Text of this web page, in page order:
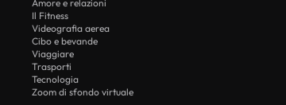
Amore e relazioni
Il Fitness
Videografia aerea
Cibo e bevande
Viaggiare
Trasporti
Tecnologia
Zoom di sfondo virtuale